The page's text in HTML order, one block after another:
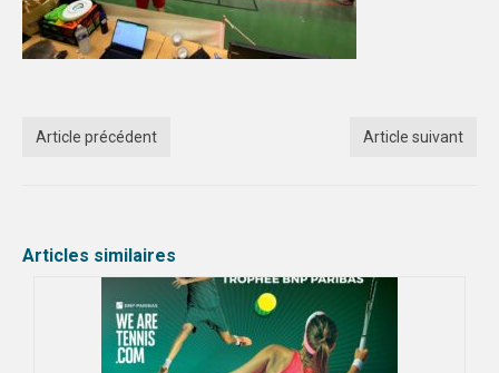
Article précédent Article suivant
Articles similaires